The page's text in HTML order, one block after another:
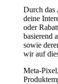
Durch das
deine
oder
basierend
sowie
wir auf
Meta-